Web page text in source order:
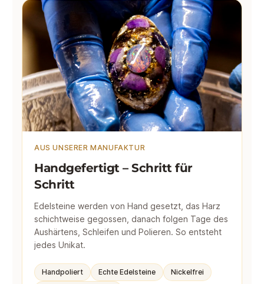
AUS UNSERER MANUFAKTUR
Handgefertigt – Schritt für
Schritt
Edelsteine werden von Hand gesetzt, das Harz
schichtweise gegossen, danach folgen Tage des
Aushärtens, Schleifen und Polieren. So entsteht
jedes Unikat.
Handpoliert Echte Edelsteine
Nickelfrei